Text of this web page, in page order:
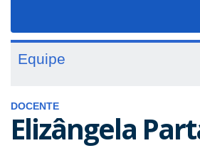
Equipe
DOCENTE
Elizângela